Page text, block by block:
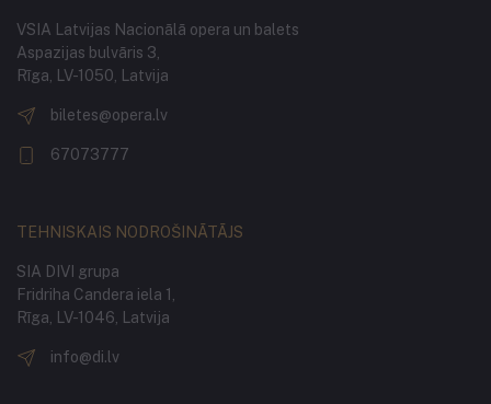
VSIA Latvijas Nacionālā opera un balets
Aspazijas bulvāris 3,
Rīga, LV-1050, Latvija
biletes@opera.lv
67073777
TEHNISKAIS NODROŠINĀTĀJS
SIA DIVI grupa
Fridriha Candera iela 1,
Rīga, LV-1046, Latvija
info@di.lv